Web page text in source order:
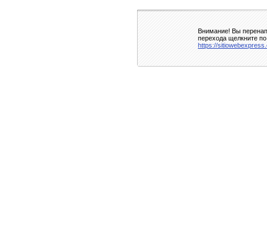
Внимание! Вы
перехода щелкните
https://